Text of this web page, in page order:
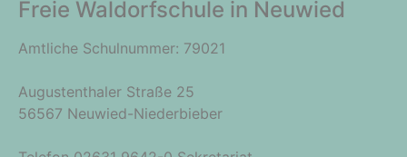
Freie Waldorfschule in Neuwied
Amtliche Schulnummer: 79021
Augustenthaler Straße 25
56567 Neuwied-Niederbieber